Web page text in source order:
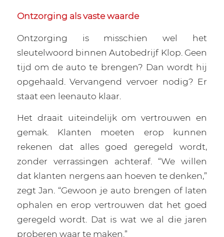
Ontzorging als vaste waarde
Ontzorging is misschien wel het
sleutelwoord binnen Autobedrijf Klop. Geen
tijd om de auto te brengen? Dan wordt hij
opgehaald. Vervangend vervoer nodig? Er
staat een leenauto klaar.
Het draait uiteindelijk om vertrouwen en
gemak. Klanten moeten erop kunnen
rekenen dat alles goed geregeld wordt,
zonder verrassingen achteraf. “We willen
dat klanten nergens aan hoeven te denken,”
zegt Jan. “Gewoon je auto brengen of laten
ophalen en erop vertrouwen dat het goed
geregeld wordt. Dat is wat we al die jaren
proberen waar te maken.”